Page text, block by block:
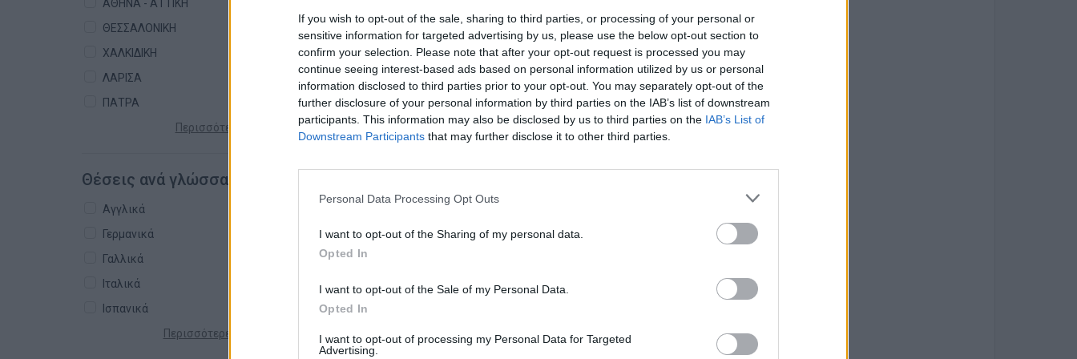
If you wish to opt-out of the sale, sharing to third parties, or processing of your personal or
sensitive information for targeted advertising by us, please use the below opt-out section to
confirm your selection. Please note that after your opt-out request is processed you may
continue seeing interest-based ads based on personal information utilized by us or personal
information disclosed to third parties prior to your opt-out. You may separately opt-out of the
further disclosure of your personal information by third parties on the IAB’s list of downstream
participants. This information may also be disclosed by us to third parties on the IAB’s List of
Downstream Participants that may further disclose it to other third parties.
Personal Data Processing Opt Outs
I want to opt-out of the Sharing of my personal data.
Opted In
I want to opt-out of the Sale of my Personal Data.
Opted In
I want to opt-out of processing my Personal Data for Targeted
Advertising.
ΑΘΗΝΑ - ΑΤΤΙΚΗ
ΘΕΣΣΑΛΟΝΙΚΗ
ΧΑΛΚΙΔΙΚΗ
ΛΑΡΙΣΑ
ΠΑΤΡΑ
Περισσότερες πόλεις +
Θέσεις ανά γλώσσα
Αγγλικά
Γερμανικά
Γαλλικά
Ιταλικά
Ισπανικά
Περισσότερες γλώσσες +
Complimentary meals daily
A professional and well-organized working environment
Opportunities for growth within the hospitality sector
Contract period: Summer Season 2026
Key Responsibilities:
Ensure accuracy and attention to detail in order handling
Maintain cleanliness and organization of the service area
Follow all hygiene and service standards